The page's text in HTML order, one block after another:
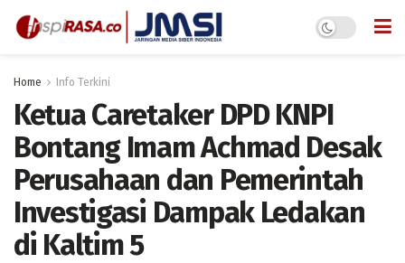
Home Info Terkini
Ketua Caretaker DPD KNPI
Bontang Imam Achmad Desak
Perusahaan dan Pemerintah
Investigasi Dampak Ledakan
di Kaltim 5